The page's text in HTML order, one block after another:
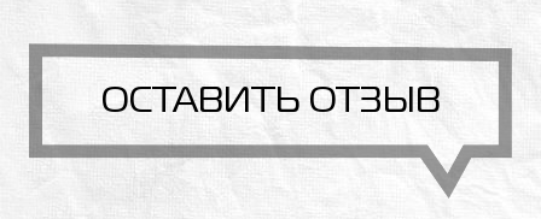
ОСТАВИТЬ ОТЗЫВ